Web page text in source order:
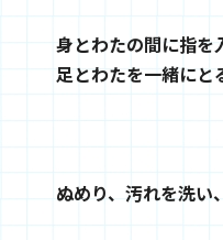
身とわたの間に指を
足とわたを一緒にと
ぬめり、汚れを洗い